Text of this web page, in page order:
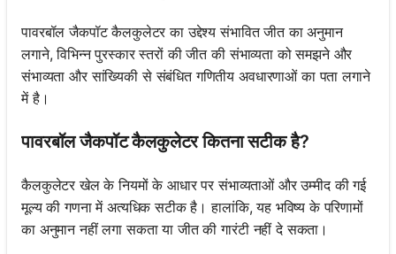
पावरबॉल जैकपॉट कैलकुलेटर का उद्देश्य संभावित जीत का अनुमान
लगाने, विभिन्न पुरस्कार स्तरों की जीत की संभाव्यता को समझने और
संभाव्यता और सांख्यिकी से संबंधित गणितीय अवधारणाओं का पता लगाने
में है।
पावरबॉल जैकपॉट कैलकुलेटर कितना सटीक है?
कैलकुलेटर खेल के नियमों के आधार पर संभाव्यताओं और उम्मीद की गई
मूल्य की गणना में अत्यधिक सटीक है। हालांकि, यह भविष्य के परिणामों
का अनुमान नहीं लगा सकता या जीत की गारंटी नहीं दे सकता।